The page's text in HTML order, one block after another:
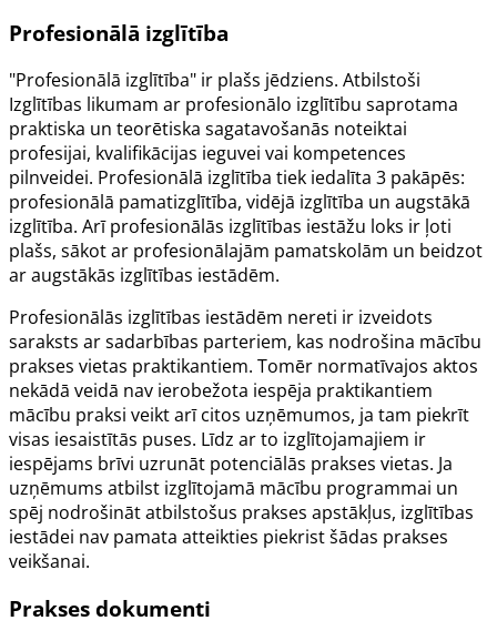
Profesionālā izglītība
"Profesionālā izglītība" ir plašs jēdziens. Atbilstoši
Izglītības likumam ar profesionālo izglītību saprotama
praktiska un teorētiska sagatavošanās noteiktai
profesijai, kvalifikācijas ieguvei vai kompetences
pilnveidei. Profesionālā izglītība tiek iedalīta 3 pakāpēs:
profesionālā pamatizglītība, vidējā izglītība un augstākā
izglītība. Arī profesionālās izglītības iestāžu loks ir ļoti
plašs, sākot ar profesionālajām pamatskolām un beidzot
ar augstākās izglītības iestādēm.
Profesionālās izglītības iestādēm nereti ir izveidots
saraksts ar sadarbības parteriem, kas nodrošina mācību
prakses vietas praktikantiem. Tomēr normatīvajos aktos
nekādā veidā nav ierobežota iespēja praktikantiem
mācību praksi veikt arī citos uzņēmumos, ja tam piekrīt
visas iesaistītās puses. Līdz ar to izglītojamajiem ir
iespējams brīvi uzrunāt potenciālās prakses vietas. Ja
uzņēmums atbilst izglītojamā mācību programmai un
spēj nodrošināt atbilstošus prakses apstākļus, izglītības
iestādei nav pamata atteikties piekrist šādas prakses
veikšanai.
Prakses dokumenti